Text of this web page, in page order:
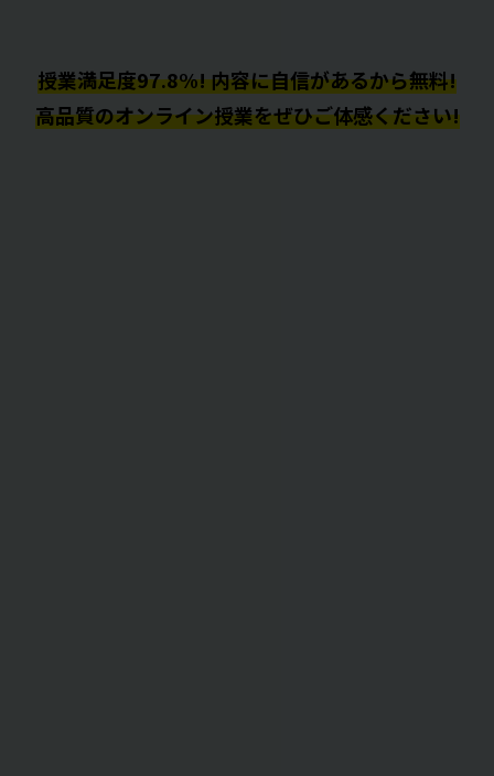
授業満足度97.8%! 内容に自信があるから無料!
高品質のオンライン授業をぜひご体感ください!